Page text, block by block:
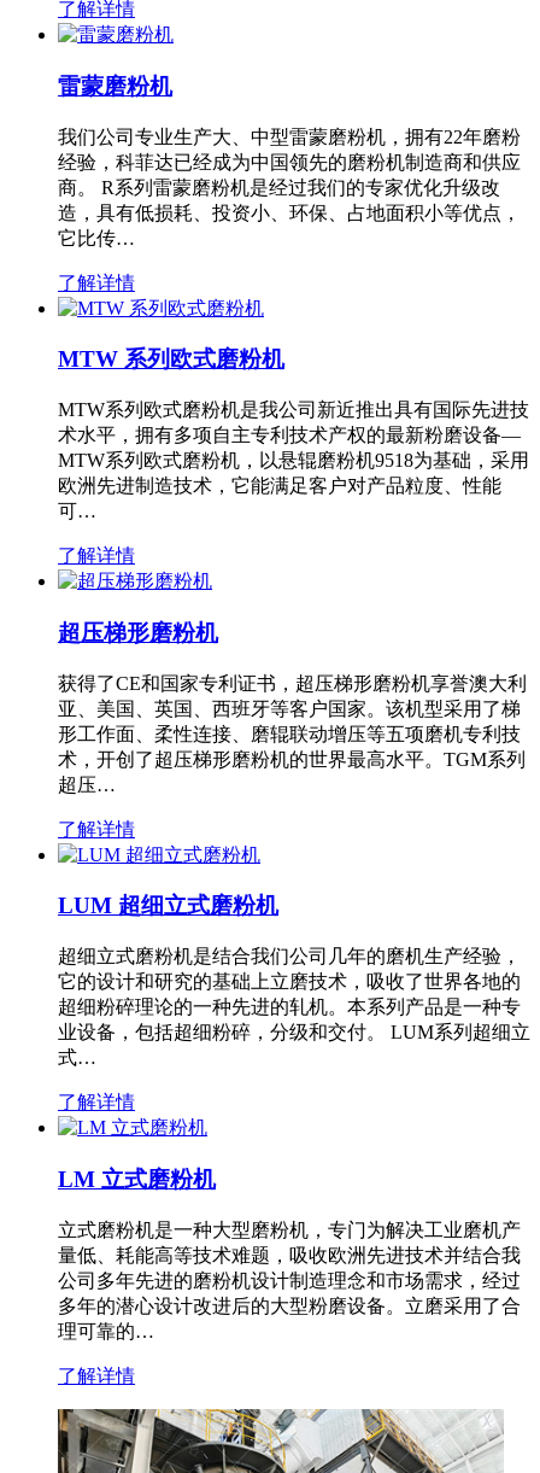
了解详情
雷蒙磨粉机
我们公司专业生产大、中型雷蒙磨粉机，拥有22年磨粉
经验，科菲达已经成为中国领先的磨粉机制造商和供应
商。 R系列雷蒙磨粉机是经过我们的专家优化升级改
造，具有低损耗、投资小、环保、占地面积小等优点，
它比传…
了解详情
MTW 系列欧式磨粉机
MTW系列欧式磨粉机是我公司新近推出具有国际先进技
术水平，拥有多项自主专利技术产权的最新粉磨设备—
MTW系列欧式磨粉机，以悬辊磨粉机9518为基础，采用
欧洲先进制造技术，它能满足客户对产品粒度、性能
可…
了解详情
超压梯形磨粉机
获得了CE和国家专利证书，超压梯形磨粉机享誉澳大利
亚、美国、英国、西班牙等客户国家。该机型采用了梯
形工作面、柔性连接、磨辊联动增压等五项磨机专利技
术，开创了超压梯形磨粉机的世界最高水平。TGM系列
超压…
了解详情
LUM 超细立式磨粉机
超细立式磨粉机是结合我们公司几年的磨机生产经验，
它的设计和研究的基础上立磨技术，吸收了世界各地的
超细粉碎理论的一种先进的轧机。本系列产品是一种专
业设备，包括超细粉碎，分级和交付。 LUM系列超细立
式…
了解详情
LM 立式磨粉机
立式磨粉机是一种大型磨粉机，专门为解决工业磨机产
量低、耗能高等技术难题，吸收欧洲先进技术并结合我
公司多年先进的磨粉机设计制造理念和市场需求，经过
多年的潜心设计改进后的大型粉磨设备。立磨采用了合
理可靠的…
了解详情